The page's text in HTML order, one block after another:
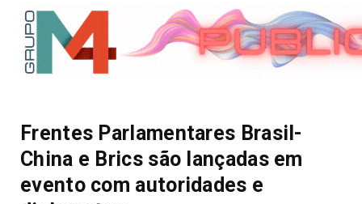
Frentes Parlamentares Brasil-
China e Brics são lançadas em
evento com autoridades e